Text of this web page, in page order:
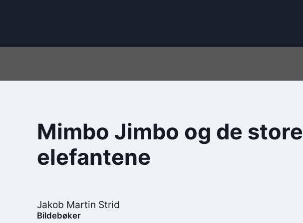
Mimbo Jimbo og de store
elefantene
Jakob Martin Strid
Bildebøker